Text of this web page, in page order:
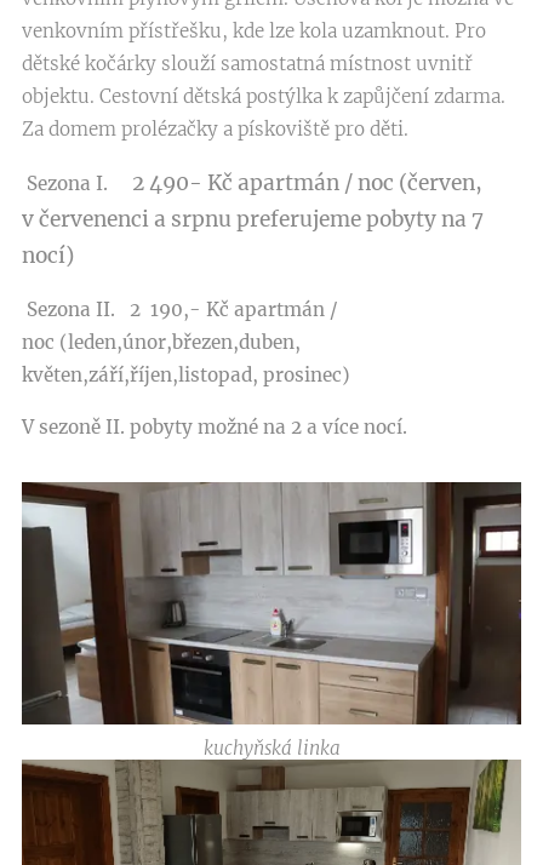
venkovním přístřešku, kde lze kola uzamknout. Pro
dětské kočárky slouží samostatná místnost uvnitř
objektu. Cestovní dětská postýlka k zapůjčení zdarma.
Za domem prolézačky a pískoviště pro děti.
Sezona I.
2 490- Kč apartmán / noc (červen,
včervenenci a srpnu preferujeme pobyty na 7
nocí)
Sezona II. 2 190,- Kč apartmán /
noc (leden,únor,březen,duben,
květen,září,říjen,listopad, prosinec)
V sezoně II. pobyty možné na 2 a více nocí.
kuchyňská linka